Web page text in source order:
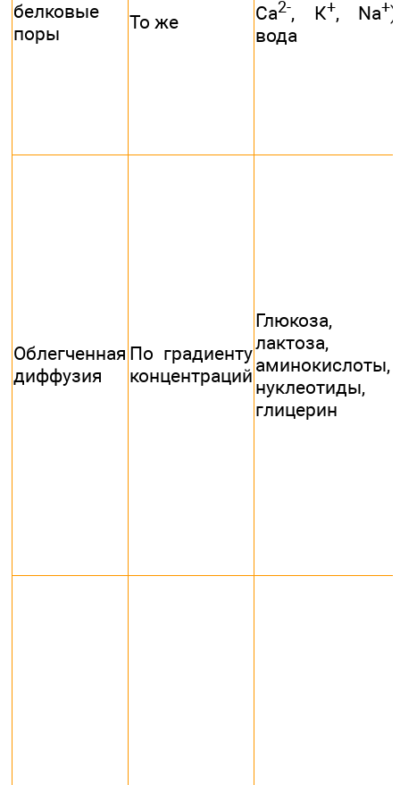
белковые
поры
То же
Са2-, К+, Na+),
вода
Облегченная
диффузия
По градиенту
концентраций
Глюкоза,
лактоза,
аминокислоты,
нуклеотиды,
глицерин